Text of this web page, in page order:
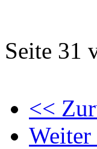
Seite 31
<<
Weiter